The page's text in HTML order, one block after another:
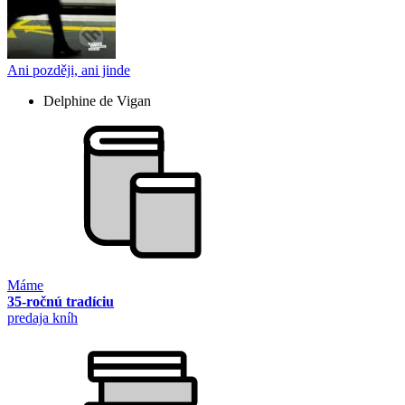
Ani později, ani jinde
Delphine de Vigan
Máme
35-ročnú tradíciu
predaja kníh